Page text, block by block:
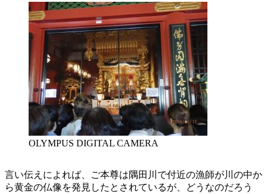
OLYMPUS DIGITAL CAMERA
言い伝えによれば、ご本尊は隅田川で付近の漁師が川の中か
ら黄金の仏像を発見したとされているが、どうなのだろう